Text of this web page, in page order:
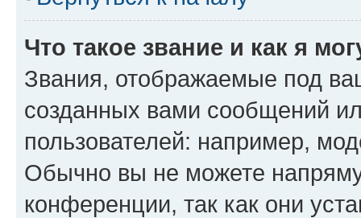
Что такое звание и как я
Звания, отображаемые под
созданных вами сообщений
пользователей: например,
Обычно вы не можете
конференции, так как они